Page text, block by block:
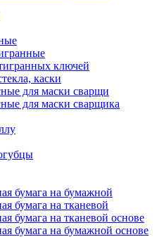
ключей
каски
для маски сварщи
для маски сварщика
бумага на бумажной
бумага на тканевой
бумага на тканевой основе
бумага на бумажной основе